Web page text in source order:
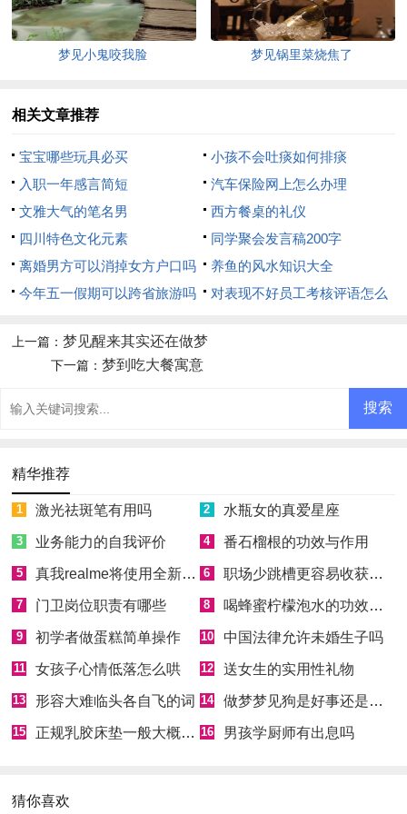
梦见小鬼咬我脸 梦见锅里菜烧焦了
相关文章推荐
宝宝哪些玩具必买
小孩不会吐痰如何排痰
入职一年感言简短
汽车保险网上怎么办理
文雅大气的笔名男
西方餐桌的礼仪
四川特色文化元素
同学聚会发言稿200字
离婚男方可以消掉女方户口吗
养鱼的风水知识大全
今年五一假期可以跨省旅游吗
对表现不好员工考核评语怎么
上一篇：梦见醒来其实还在做梦
下一篇： 梦到吃大餐寓意
精华推荐
1 激光祛斑笔有用吗 2 水瓶女的真爱星座
3 业务能力的自我评价 4 番石榴根的功效与作用
5 真我realme将使用全新Logo 6 职场少跳槽更容易收获成功
7 门卫岗位职责有哪些 8 喝蜂蜜柠檬泡水的功效和好处
9 初学者做蛋糕简单操作 10 中国法律允许未婚生子吗
11 女孩子心情低落怎么哄 12 送女生的实用性礼物
13 形容大难临头各自飞的词 14 做梦梦见狗是好事还是坏事
15 正规乳胶床垫一般大概多少钱 16 男孩学厨师有出息吗
猜你喜欢